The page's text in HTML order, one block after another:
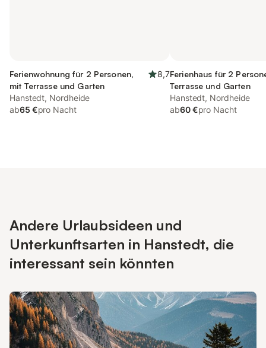
Ferienwohnung für 2 Personen,
mit Terrasse und Garten
8,7
Hanstedt, Nordheide
ab65 €pro Nacht
Ferienhaus für 2
Terrasse und Garten
Hanstedt, Nordheide
ab60 €pro Nacht
Andere Urlaubsideen und
Unterkunftsarten in Hanstedt, die
interessant sein könnten